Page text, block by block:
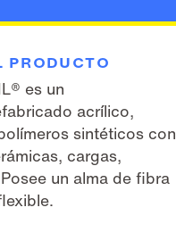
PRODUCTO
es un
acrílico,
sintéticos con
cargas,
un alma de fibra